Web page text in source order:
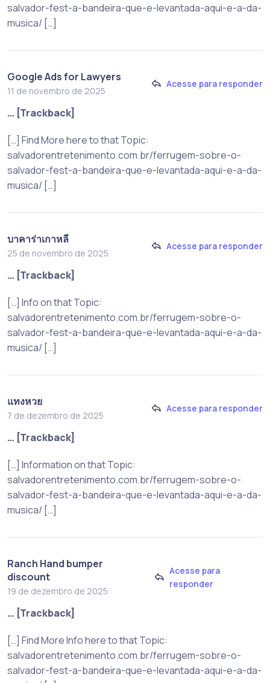
salvador-fest-a-bandeira-que-e-levantada-aqui-e-a-da-
musica/ […]
Google Ads for Lawyers
11 de novembro de 2025
Acesse para responder
… [Trackback]
[…] Find More here to that Topic:
salvadorentretenimento.com.br/ferrugem-sobre-o-
salvador-fest-a-bandeira-que-e-levantada-aqui-e-a-da-
musica/ […]
บาคาร่าเกาหลี
25 de novembro de 2025
Acesse para responder
… [Trackback]
[…] Info on that Topic:
salvadorentretenimento.com.br/ferrugem-sobre-o-
salvador-fest-a-bandeira-que-e-levantada-aqui-e-a-da-
musica/ […]
แทงหวย
7 de dezembro de 2025
Acesse para responder
… [Trackback]
[…] Information on that Topic:
salvadorentretenimento.com.br/ferrugem-sobre-o-
salvador-fest-a-bandeira-que-e-levantada-aqui-e-a-da-
musica/ […]
Ranch Hand bumper
discount
19 de dezembro de 2025
Acesse para
responder
… [Trackback]
[…] Find More Info here to that Topic:
salvadorentretenimento.com.br/ferrugem-sobre-o-
salvador-fest-a-bandeira-que-e-levantada-aqui-e-a-da-